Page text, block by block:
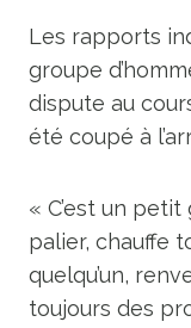
Les rapports
groupe
dispute au
été coupé à
« C’est un
palier, chauffe
quelqu’un,
toujours des